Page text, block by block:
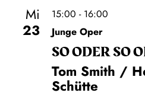
Mi
23
15:00 - 16:00
Junge Oper
SO ODER SO
Tom Smith /
Schütte